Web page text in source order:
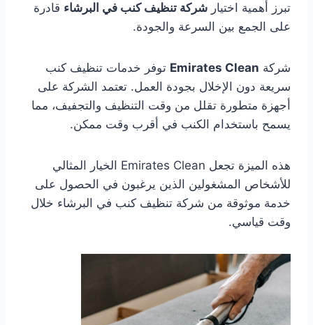
تبرز أهمية اختيار شركة تنظيف كنب في البرشاء قادرة
على الجمع بين السرعة والجودة.
شركة Emirates Clean توفر خدمات تنظيف كنب
سريعة دون الإخلال بجودة العمل. تعتمد الشركة على
أجهزة متطورة تقلل من وقت التنظيف والتجفيف، مما
يسمح باستخدام الكنب في أقرب وقت ممكن.
هذه الميزة تجعل Emirates Clean الخيار المثالي
للأشخاص المشغولين الذين يرغبون في الحصول على
خدمة موثوقة من شركة تنظيف كنب في البرشاء خلال
وقت قياسي.